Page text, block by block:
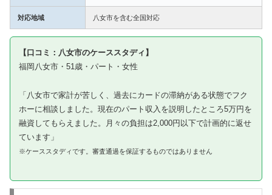
対応地域 八女市を含む全国対応
【口コミ：八女市のケーススタディ】
福岡八女市・51歳・パート・女性
「八女市で家計が苦しく、過去にカードの滞納がある状態でフク
ホーに相談しました。現在のパート収入を説明したところ5万円を
融資してもらえました。月々の負担は2,000円以下で計画的に返せ
ています」
※ケーススタディです。審査通過を保証するものではありません